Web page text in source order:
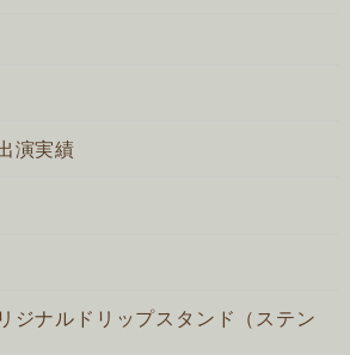
演実績
ジナルドリップスタンド（ステン